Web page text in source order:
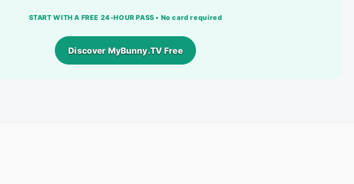
START WITH A FREE 24-HOUR PASS • No card required
Discover MyBunny.TV Free